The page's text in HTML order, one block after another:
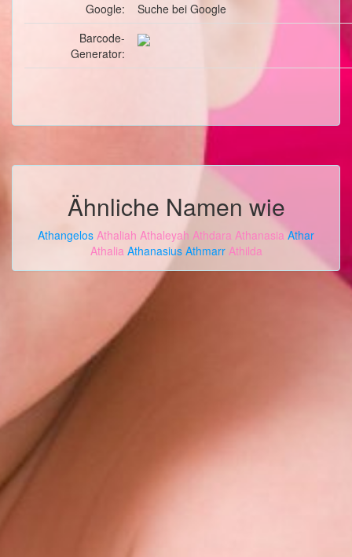
Google: Suche bei Google
Barcode-
Generator:
Ähnliche Namen wie
Athangelos Athaliah Athaleyah Athdara Athanasia Athar
Athalia Athanasius Athmarr Athilda